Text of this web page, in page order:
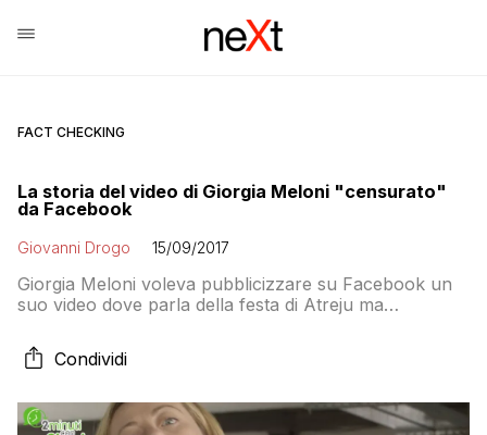
FACT CHECKING
La storia del video di Giorgia Meloni "censurato"
da Facebook
Giovanni Drogo 15/09/2017
Giorgia Meloni voleva pubblicizzare su Facebook un
suo video dove parla della festa di Atreju ma
Facebook e degli integralisti del mondialismo oppure
errore umano? Non è che alla fine si scopre che il
Condividi